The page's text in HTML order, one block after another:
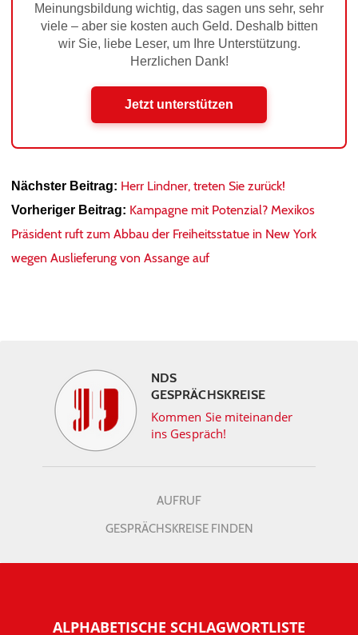
Meinungsbildung wichtig, das sagen uns sehr, sehr
viele – aber sie kosten auch Geld. Deshalb bitten
wir Sie, liebe Leser, um Ihre Unterstützung.
Herzlichen Dank!
Jetzt unterstützen
Nächster Beitrag: Herr Lindner, treten Sie zurück!
Vorheriger Beitrag: Kampagne mit Potenzial? Mexikos
Präsident ruft zum Abbau der Freiheitsstatue in New York
wegen Auslieferung von Assange auf
NDS
GESPRÄCHSKREISE
Kommen Sie miteinander
ins Gespräch!
AUFRUF
GESPRÄCHSKREISE FINDEN
ALPHABETISCHE SCHLAGWORTLISTE